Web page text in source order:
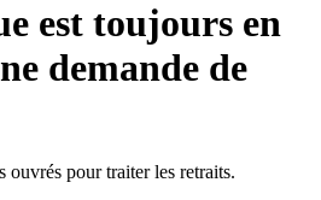
est toujours en
demande de
pour traiter les retraits.